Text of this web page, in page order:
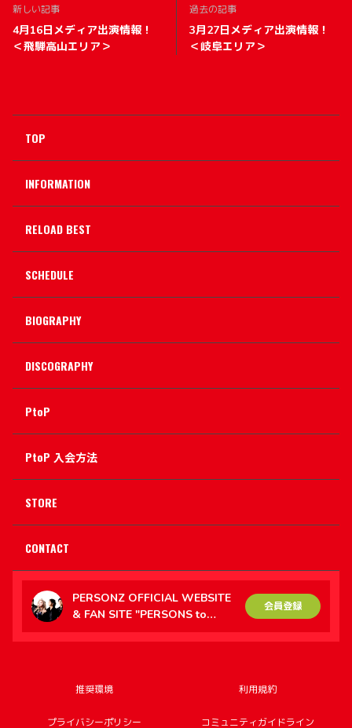
新しい記事
4月16日メディア出演情報！
＜飛騨高山エリア＞
過去の記事
3月27日メディア出演情報！
＜岐阜エリア＞
TOP
INFORMATION
RELOAD BEST
SCHEDULE
BIOGRAPHY
DISCOGRAPHY
PtoP
PtoP 入会方法
STORE
CONTACT
PERSONZ OFFICIAL WEBSITE
& FAN SITE "PERSONS to
PERSONZ（PtoP）"
会員登録
推奨環境 利用規約
プライバシーポリシー コミュニティガイドライン